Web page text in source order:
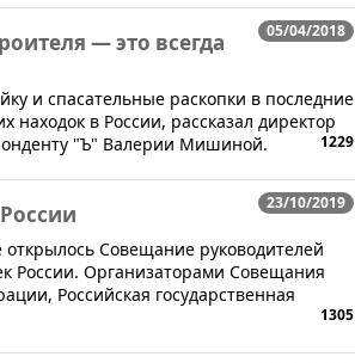
05/04/2018
— это всегда
и спасательные раскопки в последние
находок в России, рассказал директор
"Ъ" Валерии Мишиной.
1229
23/10/2019
открылось Совещание руководителей
России. Организаторами Совещания
Российская государственная
1305